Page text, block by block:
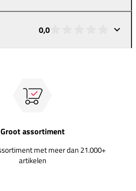
0,0
Groot assortiment
met meer dan 21.000+
artikelen